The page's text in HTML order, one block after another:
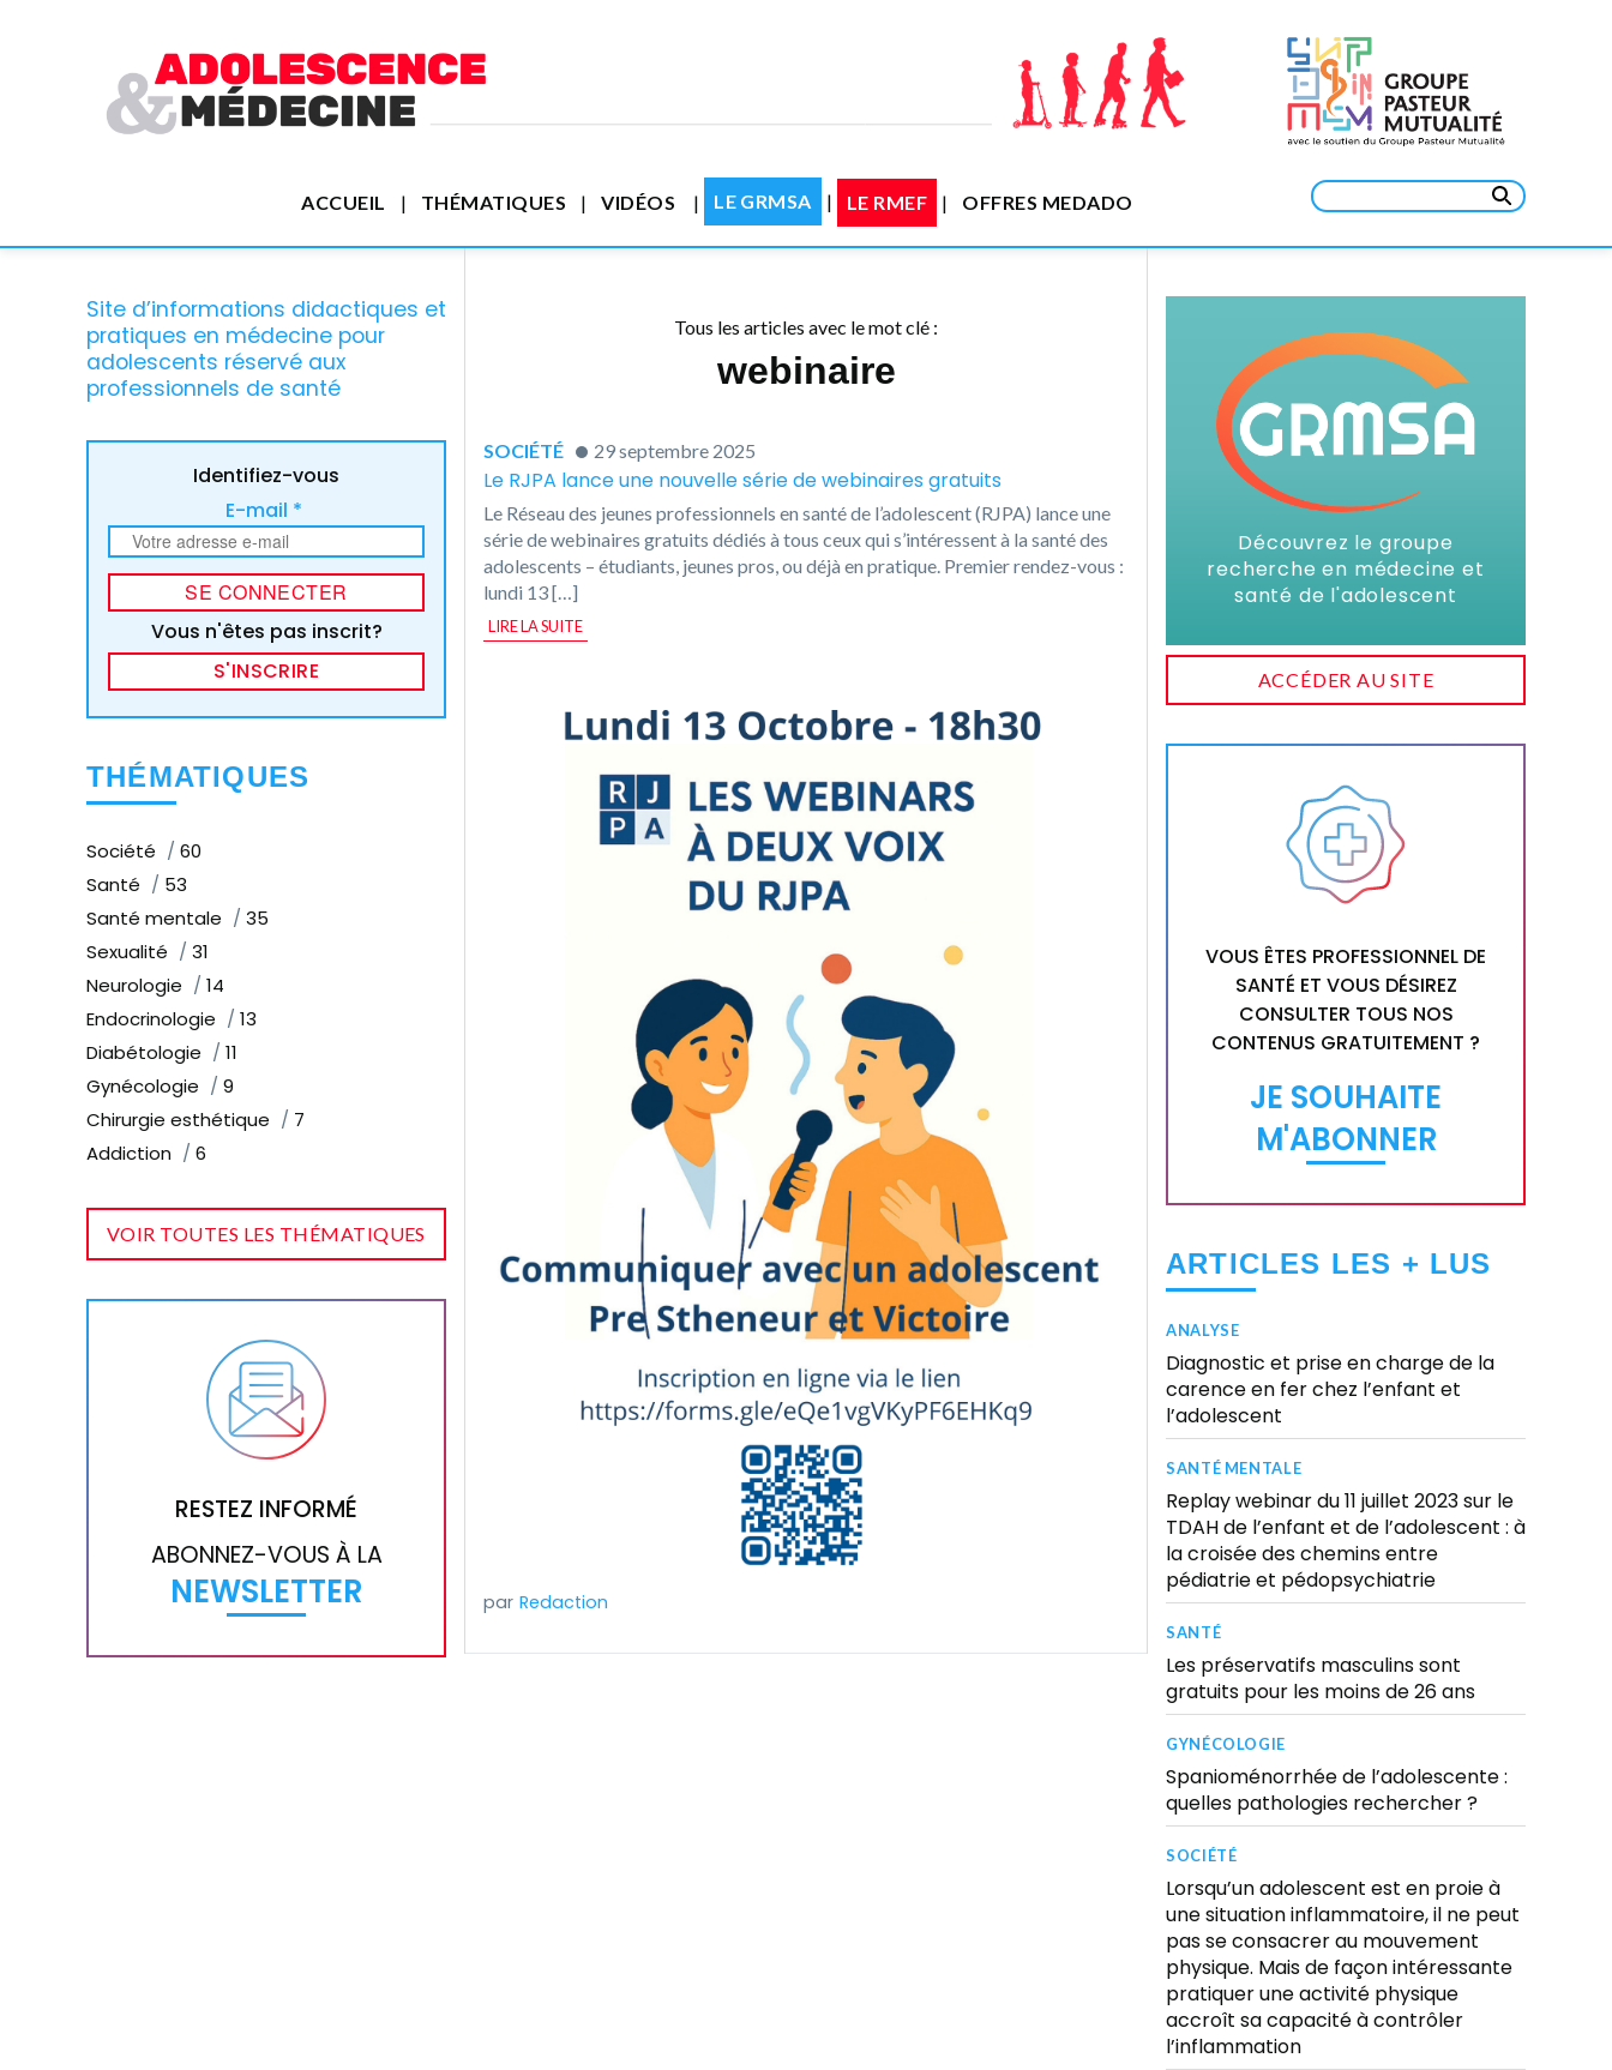
ACCUEIL THÉMATIQUES VIDÉOS LE GRMSA LE RMEF OFFRES MEDADO Rechercher :
Site d’informations didactiques et
pratiques en médecine pour
adolescents réservé aux
professionnels de santé
Identifiez-vous
E-mail *
Vous n'êtes pas inscrit?
S'INSCRIRE
THÉMATIQUES
Société
60
Santé
53
Santé mentale
35
Sexualité
31
Neurologie
14
Endocrinologie
13
Diabétologie
11
Gynécologie
9
Chirurgie esthétique
7
Addiction
6
VOIR TOUTES LES THÉMATIQUES
RESTEZ INFORMÉ
ABONNEZ-VOUS À LA
NEWSLETTER
Tous les articles avec le mot clé :
webinaire
SOCIÉTÉ 29 septembre 2025
Le RJPA lance une nouvelle série de webinaires gratuits
Le Réseau des jeunes professionnels en santé de l’adolescent (RJPA) lance une
série de webinaires gratuits dédiés à tous ceux qui s’intéressent à la santé des
adolescents – étudiants, jeunes pros, ou déjà en pratique. Premier rendez-vous :
lundi 13 […]
LIRE LA SUITE
Redaction
Découvrez le groupe
recherche en médecine et
santé de l'adolescent
ACCÉDER AU SITE
VOUS ÊTES PROFESSIONNEL DE
SANTÉ ET VOUS DÉSIREZ
CONSULTER TOUS NOS
CONTENUS GRATUITEMENT ?
JE SOUHAITE
M'ABONNER
ARTICLES LES + LUS
ANALYSE
Diagnostic et prise en charge de la
carence en fer chez l’enfant et
l’adolescent
SANTÉ MENTALE
Replay webinar du 11 juillet 2023 sur le
TDAH de l’enfant et de l’adolescent : à
la croisée des chemins entre
pédiatrie et pédopsychiatrie
SANTÉ
Les préservatifs masculins sont
gratuits pour les moins de 26 ans
GYNÉCOLOGIE
Spanioménorrhée de l’adolescente :
quelles pathologies rechercher ?
SOCIÉTÉ
Lorsqu’un adolescent est en proie à
une situation inflammatoire, il ne peut
pas se consacrer au mouvement
physique. Mais de façon intéressante
pratiquer une activité physique
accroît sa capacité à contrôler
l’inflammation